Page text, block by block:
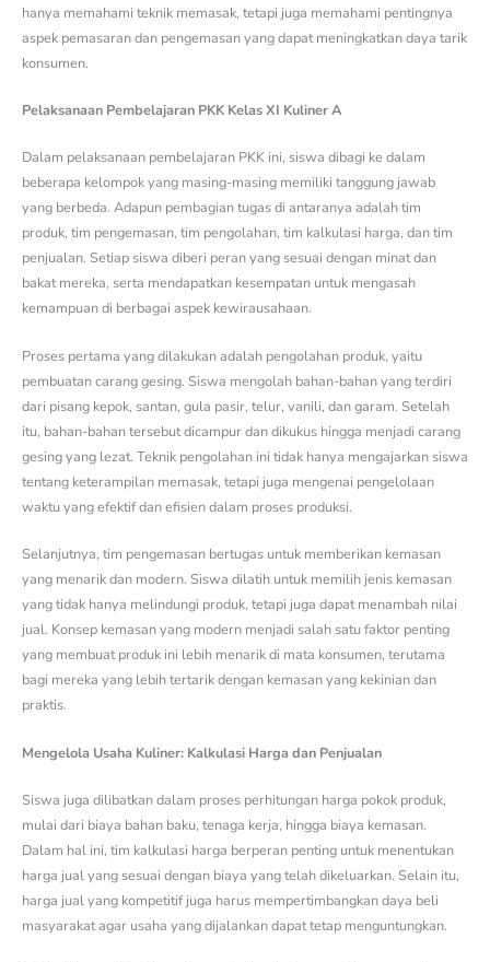
hanya memahami teknik memasak, tetapi juga memahami pentingnya
aspek pemasaran dan pengemasan yang dapat meningkatkan daya tarik
konsumen.
Pelaksanaan Pembelajaran PKK Kelas XI Kuliner A
Dalam pelaksanaan pembelajaran PKK ini, siswa dibagi ke dalam
beberapa kelompok yang masing-masing memiliki tanggung jawab
yang berbeda. Adapun pembagian tugas di antaranya adalah tim
produk, tim pengemasan, tim pengolahan, tim kalkulasi harga, dan tim
penjualan. Setiap siswa diberi peran yang sesuai dengan minat dan
bakat mereka, serta mendapatkan kesempatan untuk mengasah
kemampuan di berbagai aspek kewirausahaan.
Proses pertama yang dilakukan adalah pengolahan produk, yaitu
pembuatan carang gesing. Siswa mengolah bahan-bahan yang terdiri
dari pisang kepok, santan, gula pasir, telur, vanili, dan garam. Setelah
itu, bahan-bahan tersebut dicampur dan dikukus hingga menjadi carang
gesing yang lezat. Teknik pengolahan ini tidak hanya mengajarkan siswa
tentang keterampilan memasak, tetapi juga mengenai pengelolaan
waktu yang efektif dan efisien dalam proses produksi.
Selanjutnya, tim pengemasan bertugas untuk memberikan kemasan
yang menarik dan modern. Siswa dilatih untuk memilih jenis kemasan
yang tidak hanya melindungi produk, tetapi juga dapat menambah nilai
jual. Konsep kemasan yang modern menjadi salah satu faktor penting
yang membuat produk ini lebih menarik di mata konsumen, terutama
bagi mereka yang lebih tertarik dengan kemasan yang kekinian dan
praktis.
Mengelola Usaha Kuliner: Kalkulasi Harga dan Penjualan
Siswa juga dilibatkan dalam proses perhitungan harga pokok produk,
mulai dari biaya bahan baku, tenaga kerja, hingga biaya kemasan.
Dalam hal ini, tim kalkulasi harga berperan penting untuk menentukan
harga jual yang sesuai dengan biaya yang telah dikeluarkan. Selain itu,
harga jual yang kompetitif juga harus mempertimbangkan daya beli
masyarakat agar usaha yang dijalankan dapat tetap menguntungkan.